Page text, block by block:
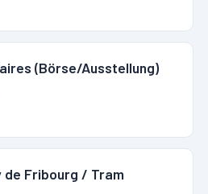
(Börse/Ausstellung)
de Fribourg / Tram